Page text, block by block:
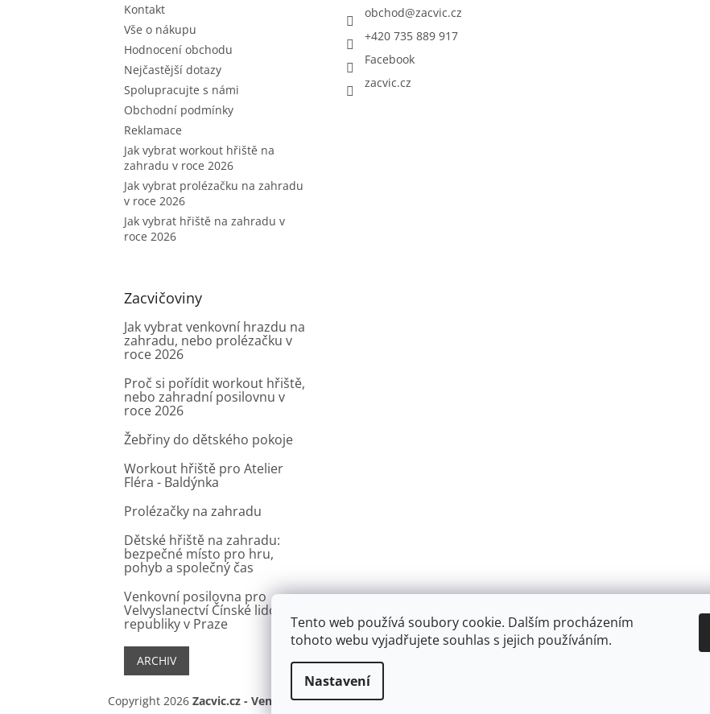
Tento web používá soubory cookie. Dalším procházením
tohoto webu vyjadřujete souhlas s jejich používáním.
Nastavení
Kontakt
Vše o nákupu
Hodnocení obchodu
Nejčastější dotazy
Spolupracujte s námi
Obchodní podmínky
Reklamace
Jak vybrat workout hřiště na
zahradu v roce 2026
Jak vybrat prolézačku na zahradu
v roce 2026
Jak vybrat hřiště na zahradu v
roce 2026
obchod@zacvic.cz
+420 735 889 917
Facebook
zacvic.cz
Zacvičoviny
Jak vybrat venkovní hrazdu na
zahradu, nebo prolézačku v
roce 2026
Proč si pořídit workout hřiště,
nebo zahradní posilovnu v
roce 2026
Žebřiny do dětského pokoje
Workout hřiště pro Atelier
Fléra - Baldýnka
Prolézačky na zahradu
Dětské hřiště na zahradu:
bezpečné místo pro hru,
pohyb a společný čas
Venkovní posilovna pro
Velvyslanectví Čínské lidové
republiky v Praze
ARCHIV
Copyright 2026Zacvic.cz - Venkovní hrazdy, prolézačky